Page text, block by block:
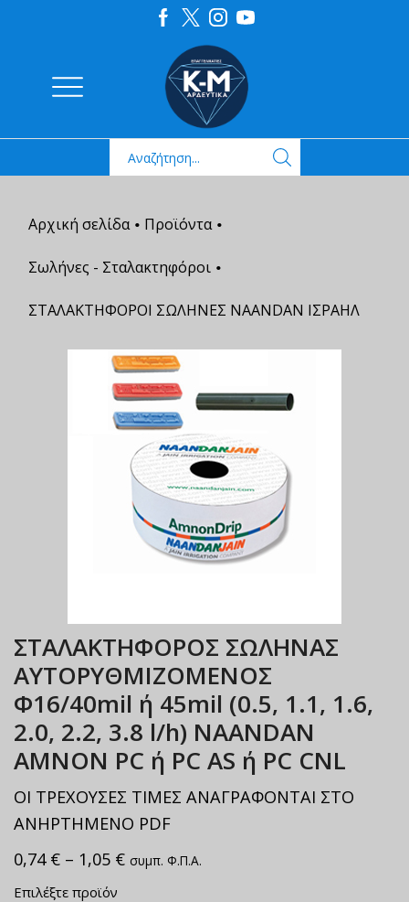
Αρχική σελίδα • Προϊόντα •
Σωλήνες - Σταλακτηφόροι •
ΣΤΑΛΑΚΤΗΦΟΡΟΙ ΣΩΛΗΝΕΣ NAANDAN ΙΣΡΑΗΛ
ΣΤΑΛΑΚΤΗΦΟΡΟΣ ΣΩΛΗΝΑΣ
ΑΥΤΟΡΥΘΜΙΖΟΜΕΝΟΣ
Φ16/40mil ή 45mil (0.5, 1.1, 1.6,
2.0, 2.2, 3.8 l/h) NAANDAN
ΑΜΝΟΝ PC ή PC AS ή PC CNL
ΟΙ ΤΡΕΧΟΥΣΕΣ ΤΙΜΕΣ ΑΝΑΓΡΑΦΟΝΤΑΙ ΣΤΟ
ΑΝΗΡΤΗΜΕΝΟ PDF
0,74 € – 1,05 € συμπ. Φ.Π.Α.
Επιλέξτε προϊόν